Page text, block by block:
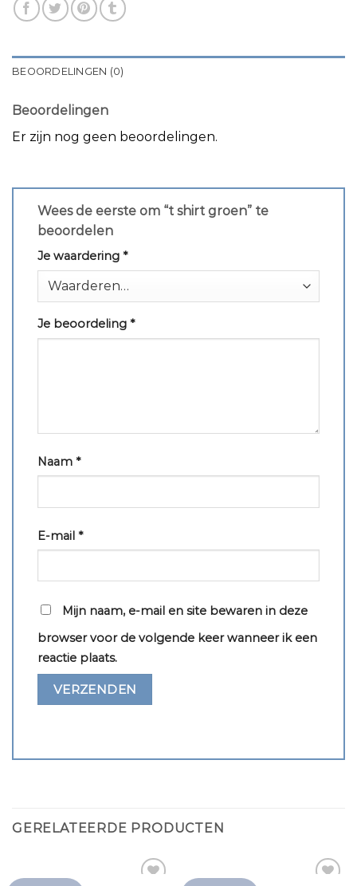
BEOORDELINGEN (0)
Beoordelingen
Er zijn nog geen beoordelingen.
Wees de eerste om “t shirt groen” te
beoordelen
Je waardering *
Je beoordeling *
Naam *
E-mail *
Mijn naam, e-mail en site bewaren in deze
browser voor de volgende keer wanneer ik een
reactie plaats.
GERELATEERDE PRODUCTEN